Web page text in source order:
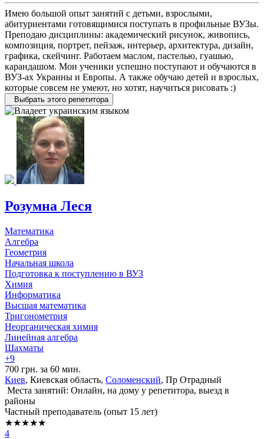
Имею большой опыт занятий с детьми, взрослыми,
абитуриентами готовящимися поступать в профильные ВУЗы.
Преподаю дисциплины: академический рисунок, живопись,
композиция, портрет, пейзаж, интерьер, архитектура, дизайн,
графика, скейчинг. Работаем маслом, пастелью, гуашью,
карандашом. Мои ученики успешно поступают и обучаются в
ВУЗ-ах Украины и Европы. А также обучаю детей и взрослых,
которые совсем не умеют, но хотят, научиться рисовать :)
Выбрать этого репетитора
Розумна Леся
Математика
Алгебра
Геометрия
Начальная школа
Подготовка к поступлению в ВУЗ
Химия
Информатика
Высшая математика
Тригонометрия
Неорганическая химия
Линейная алгебра
Шахматы
+9
700 грн. за 60 мин.
Киев, Киевская область, Соломенский, Пр Отрадный
Места занятий: Онлайн, на дому у репетитора, выезд в
районы
Частный преподаватель (опыт 15 лет)
★★★★★
4